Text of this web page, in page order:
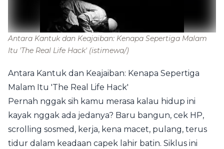
Antara Kantuk dan Keajaiban: Kenapa Sepertiga Malam
Itu 'The Real Life Hack' (istimewa/)
Antara Kantuk dan Keajaiban: Kenapa Sepertiga
Malam Itu 'The Real Life Hack'
Pernah nggak sih kamu merasa kalau hidup ini
kayak nggak ada jedanya? Baru bangun, cek HP,
scrolling sosmed, kerja, kena macet, pulang, terus
tidur dalam keadaan capek lahir batin. Siklus ini